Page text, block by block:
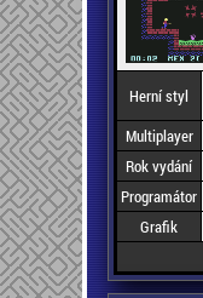
Herní styl
Multiplayer
Rok vydání
Programátor
Grafik